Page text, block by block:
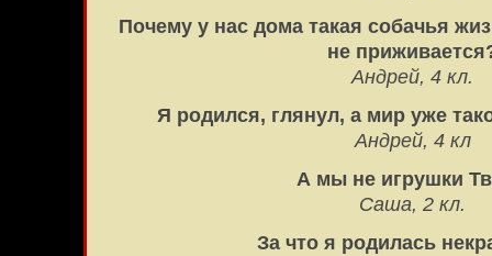
Почему у нас дома такая собачья
не
Андрей, 4 кл.
Я родился, глянул, а мир уже
Андрей, 4 кл
А мы не игрушки
Саша, 2 кл.
За что я родилась